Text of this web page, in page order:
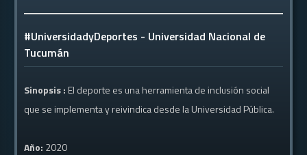
#UniversidadyDeportes - Universidad Nacional de
Tucumán
Sinopsis : El deporte es una herramienta de inclusión social
que se implementa y reivindica desde la Universidad Pública.
Año: 2020